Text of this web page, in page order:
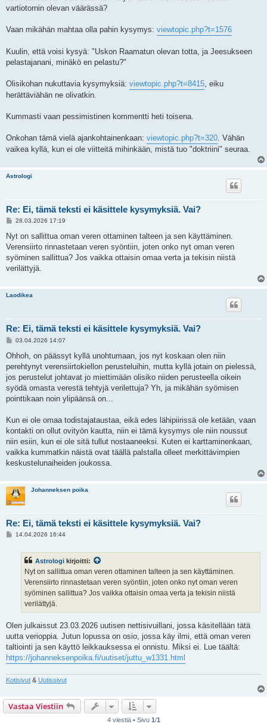
vartiotornin olevan väärässä?
Vaan mikähän mahtaa olla pahin kysymys: viewtopic.php?t=1576
Kuulin, että voisi kysyä: "Uskon Raamatun olevan totta, ja Jeesukseen
pelastajanani, minäkö en pelastu?"
Olisikohan nukuttavia kysymyksiä: viewtopic.php?t=8415 , eiku
herättäviähän ne olivatkin.
Kummasti vaan pessimistinen kommentti heti toisena.
Onkohan tämä vielä ajankohtainenkaan: viewtopic.php?t=320 . Vähän
vaikea kyllä, kun ei ole viitteitä mihinkään, mistä tuo "doktriini" seuraa.
Astrologi
Re: Ei, tämä teksti ei käsittele kysymyksiä. Vai?
V
e
s
t
i
28.03.2026 17:19
Nyt on sallittua oman veren ottaminen talteen ja sen käyttäminen.
Verensiirto rinnastetaan veren syöntiin, joten onko nyt oman veren
syöminen sallittua? Jos vaikka ottaisin omaa verta ja tekisin niistä
verilättyjä.
Laodikea
Re: Ei, tämä teksti ei käsittele kysymyksiä. Vai?
V
e
t
i
03.04.2026 14:07
Ohhoh, on päässyt kyllä unohtumaan, jos nyt koskaan olen niin
perehtynyt verensiirtokiellon perusteluihin, mutta kyllä jotain on pielessä,
jos perustelut johtavat jo miettimään olisiko niiden perusteella oikein
syödä omasta verestä tehtyjä verilettuja? Yh, ja mikähän syömisen
pointtikaan noin ylipäänsä on...
Kun ei ole omaa todistajataustaa, eikä edes lähipiirissä ole ketään, vaan
kontakti on ollut ovityön kautta, niin ei tämä kysymys ole niin noussut
niin esiin, kun ei ole sitä tullut nostaaneeksi. Kuten ei karttaminenkaan,
vaikka kummatkin näistä ovat täällä palstalla olleet merkittävimpien
keskustelunaiheiden joukossa.
Johanneksen poika
Re: Ei, tämä teksti ei käsittele kysymyksiä. Vai?
V14.04.2026 16:44
Astrologi kirjoitti:
Nyt on sallittua oman veren ottaminen talteen ja sen käyttäminen.
Verensiirto rinnastetaan veren syöntiin, joten onko nyt oman veren
syöminen sallittua? Jos vaikka ottaisin omaa verta ja tekisin niistä
verilättyjä.
Olen julkaissut 23.03.2026 uutisen nettisivuillani, jossa käsitellään tätä
uutta verioppia. Jutun lopussa on osio, jossa käy ilmi, että oman veren
taltiointi ja sen käyttö leikkauksessa ei onnistu. Miksi ei. Lue täältä:
https://johanneksenpoika.fi/uutiset/juttu_w1331.html
Kotisivut &Uutissivut
Vastaa Viestiin
4 viestiä • Sivu 1/1